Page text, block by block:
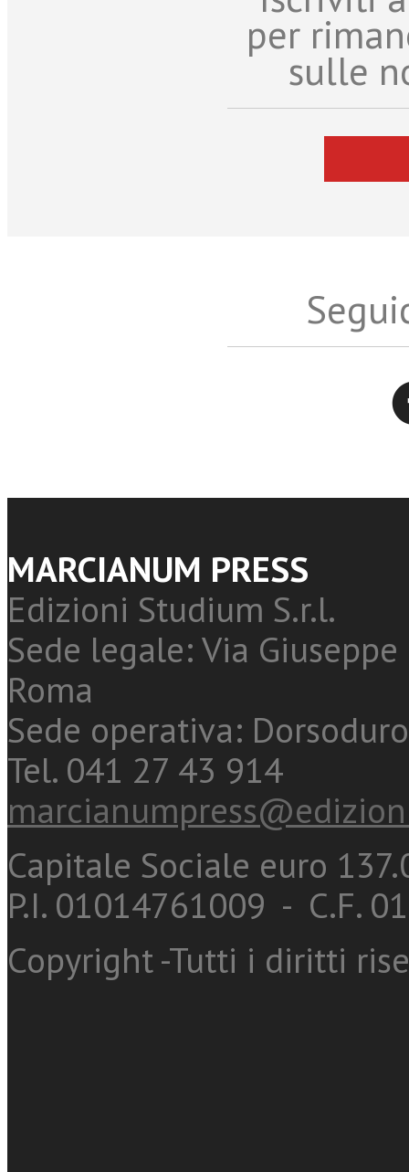
per
sulle
MARCIANUM PRESS
Edizioni Studium S.r.l.
Sede legale: Via
Roma
Sede operativa:
Tel. 041 27 43 914
Capitale Sociale euro
P.I. 01014761009 - C.F.
Copyright -Tutti i diritti